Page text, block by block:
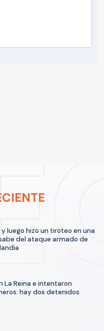
luego hizo un tiroteo en una
del ataque armado de
La Reina e intentaron
hay dos detenidos